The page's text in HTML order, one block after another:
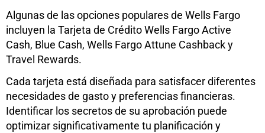
Algunas de las opciones populares de Wells Fargo
incluyen la Tarjeta de Crédito Wells Fargo Active
Cash, Blue Cash, Wells Fargo Attune Cashback y
Travel Rewards.
Cada tarjeta está diseñada para satisfacer diferentes
necesidades de gasto y preferencias financieras.
Identificar los secretos de su aprobación puede
optimizar significativamente tu planificación y